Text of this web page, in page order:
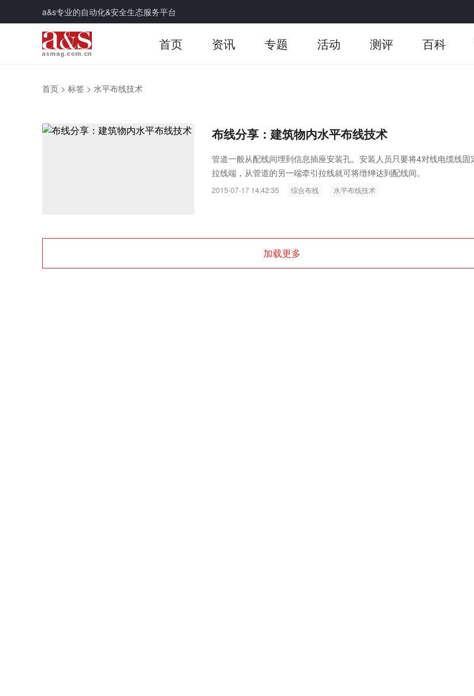
a&s专业的自动化&安全生态服务平台
首页 资讯 专题 活动 测评 百科
首页 > 标签 > 水平布线技术
布线分享：建筑物内水平布线技术
管道一般从配线间埋到信息插座安装孔。安装人员只要将4对线电缆线固
拉线端，从管道的另一端牵引拉线就可将缙绅达到配线间。
2015-07-17 14:42:35 综合布线 水平布线技术
加载更多
Raythink燧石技术：以红外技术，筑造低 智联航空：无人机